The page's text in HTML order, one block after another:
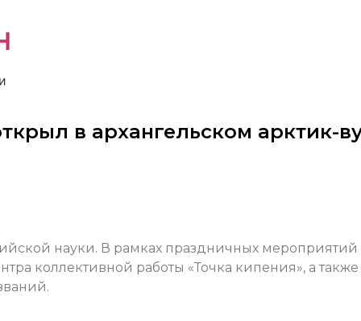
в архангельском арктик-
науки. В рамках праздничных мероприятий
коллективной работы «Точка кипения», а также